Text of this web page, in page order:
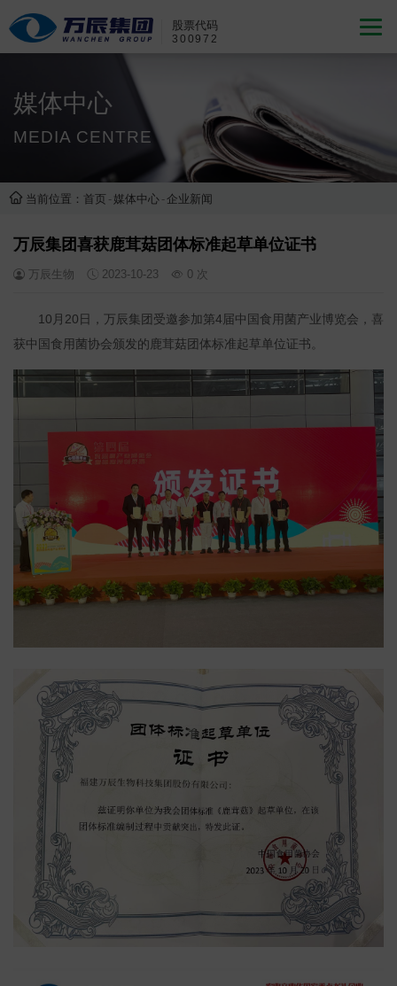
股票代码
300972
媒体中心
MEDIA CENTRE
当前位置： 首页 - 媒体中心 -企业新闻
万辰集团喜获鹿茸菇团体标准起草单位证书
万辰生物 2023-10-23 0 次
10月20日，万辰集团受邀参加第4届中国食用菌产业博览会，喜
获中国食用菌协会颁发的鹿茸菇团体标准起草单位证书。